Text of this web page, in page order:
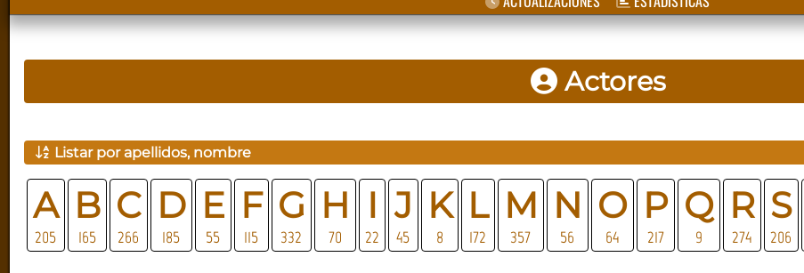
Actores
Listar por apellidos, nombre
A
205
B
165
C
266
D
185
E
55
F
115
G
332
H
70
I
22
J
45
K
8
L
172
M
357
N
56
O
64
P
217
Q
9
R
274
S
206